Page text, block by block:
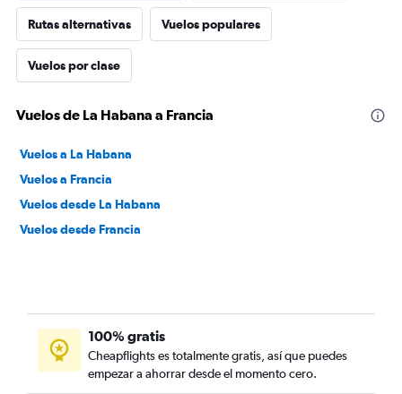
Rutas alternativas Vuelos populares
Vuelos por clase
Vuelos de La Habana a Francia
Vuelos a La Habana
Vuelos a Francia
Vuelos desde La Habana
Vuelos desde Francia
100% gratis
Cheapflights es totalmente gratis, así que puedes
empezar a ahorrar desde el momento cero.